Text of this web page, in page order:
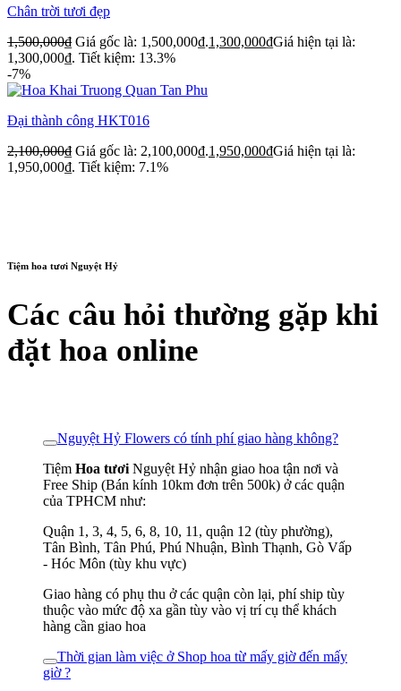
Chân trời tươi đẹp
1,500,000₫ Giá gốc là: 1,500,000₫.1,300,000₫Giá hiện tại là:
1,300,000₫. Tiết kiệm: 13.3%
-7%
Đại thành công HKT016
2,100,000₫ Giá gốc là: 2,100,000₫.1,950,000₫Giá hiện tại là:
1,950,000₫. Tiết kiệm: 7.1%
Tiệm hoa tươi Nguyệt Hỷ
Các câu hỏi thường gặp khi
đặt hoa online
Nguyệt Hỷ Flowers có tính phí giao hàng không?
Tiệm Hoa tươi Nguyệt Hỷ nhận giao hoa tận nơi và
Free Ship (Bán kính 10km đơn trên 500k) ở các quận
của TPHCM như:
Quận 1, 3, 4, 5, 6, 8, 10, 11, quận 12 (tùy phường),
Tân Bình, Tân Phú, Phú Nhuận, Bình Thạnh, Gò Vấp
- Hóc Môn (tùy khu vực)
Giao hàng có phụ thu ở các quận còn lại, phí ship tùy
thuộc vào mức độ xa gần tùy vào vị trí cụ thể khách
hàng cần giao hoa
Thời gian làm việc ở Shop hoa từ mấy giờ đến mấy
giờ ?